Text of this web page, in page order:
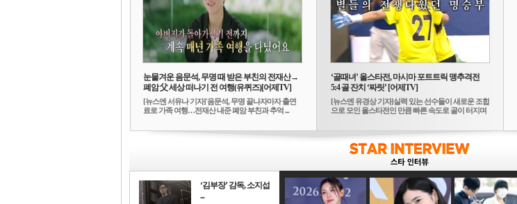
눈물겨운 음문석, 무명 때 받은 부친의 전재산→
폐암 父 세상 떠나기 전 여행(유퀴즈)[어제TV]
[뉴스엔 서유나 기자]'음문석, 무명 끝나자마자 출연
료로 가족 여행…전재산 내준 폐암 부친과 추억 ...
‘골때녀’ 올스타전, 마시마 포트트릭 맹추격전
5:4 골 잔치 ‘짜릿’ [어제TV]
[뉴스엔 유경상 기자]실력 있는 선수들이 새로운 조합
으로 모인 올스타전인 만큼 빠른 속도로 골이 터지며
‘김부장’ 감독, 소지섭
...